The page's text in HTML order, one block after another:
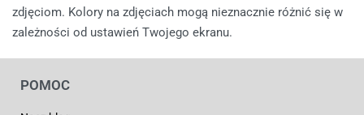
zdjęciom. Kolory na zdjęciach mogą nieznacznie różnić się w
zależności od ustawień Twojego ekranu.
POMOC